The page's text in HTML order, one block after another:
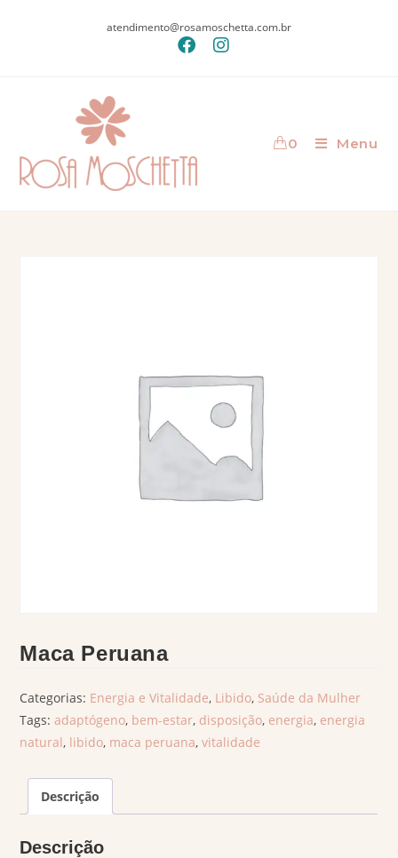
atendimento@rosamoschetta.com.br
0 Menu
Maca Peruana
Categorias: Energia e Vitalidade, Libido, Saúde da Mulher
Tags:adaptógeno, bem-estar, disposição, energia, energia
natural, libido, maca peruana,vitalidade
Descrição
Descrição